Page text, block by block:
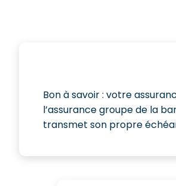
Bon à savoir : votre
l’assurance groupe de la
transmet son propre